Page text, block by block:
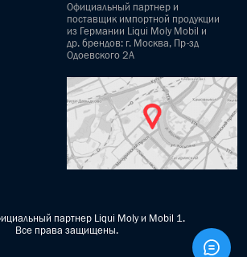
Официальный партнер и
поставщик импортной продукции
из Германии Liqui Moly Mobil и
др. брендов: г. Москва, Пр-зд
Одоевского 2А
партнер Liqui Moly и Mobil 1.
Все права защищены.